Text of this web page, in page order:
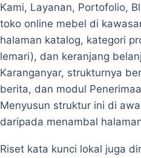
Kami, Layanan, Portofolio,
toko online mebel di
halaman katalog, kategori
lemari), dan keranjang
Karanganyar, strukturnya
berita, dan modul
Menyusun struktur ini di
daripada menambal
Riset kata kunci lokal juga